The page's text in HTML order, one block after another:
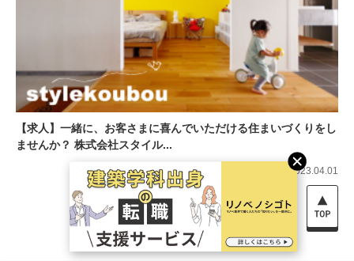
【求人】一緒に、お客さまに喜んでいただける住まいづくりをし
ませんか？ 株式会社スタイル...
2023.04.01
他のカテゴリを見る